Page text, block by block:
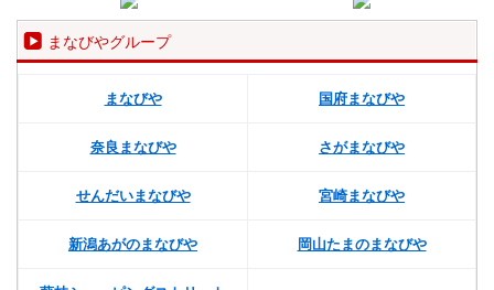
まなびやグループ
まなびや 国府まなびや
奈良まなびや さがまなびや
せんだいまなびや 宮崎まなびや
新潟あがのまなびや 岡山たまのまなびや